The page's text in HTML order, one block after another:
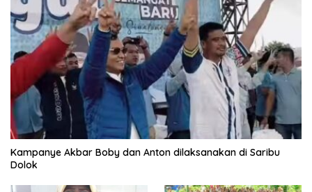
Kampanye Akbar Boby dan Anton dilaksanakan di Saribu
Dolok